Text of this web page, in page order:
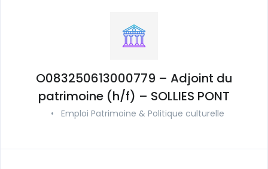
O083250613000779 – Adjoint du
patrimoine (h/f) – SOLLIES PONT
• Emploi Patrimoine & Politique culturelle